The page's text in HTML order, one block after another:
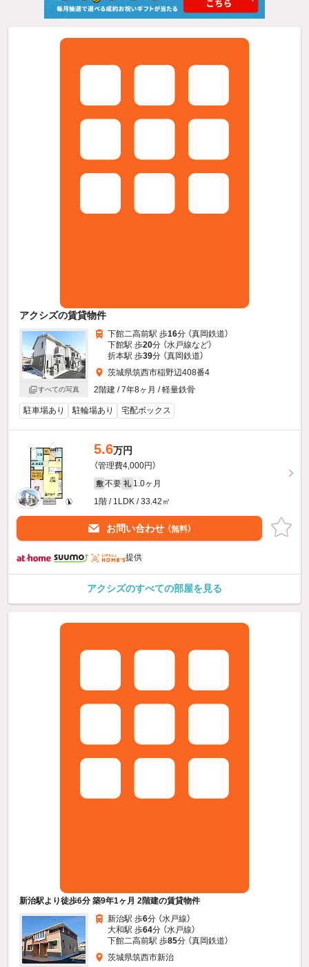
アクシズの賃貸物件
すべての写真
下館二高前駅 歩16分 （真岡鉄道）
下館駅 歩20分 （水戸線など）
折本駅 歩39分 （真岡鉄道）
茨城県筑西市稲野辺408番4
2階建 / 7年8ヶ月 / 軽量鉄骨
駐車場あり 駐輪場あり 宅配ボックス
5.6万円
（管理費4,000円）
敷 不要 礼 1.0ヶ月
1階 / 1LDK / 33.42㎡
お問い合わせ （無料）
提供
アクシズのすべての部屋を見る
新治駅より徒歩6分 築9年1ヶ月 2階建の賃貸物件
新治駅 歩6分 （水戸線）
大和駅 歩64分 （水戸線）
下館二高前駅 歩85分 （真岡鉄道）
茨城県筑西市新治